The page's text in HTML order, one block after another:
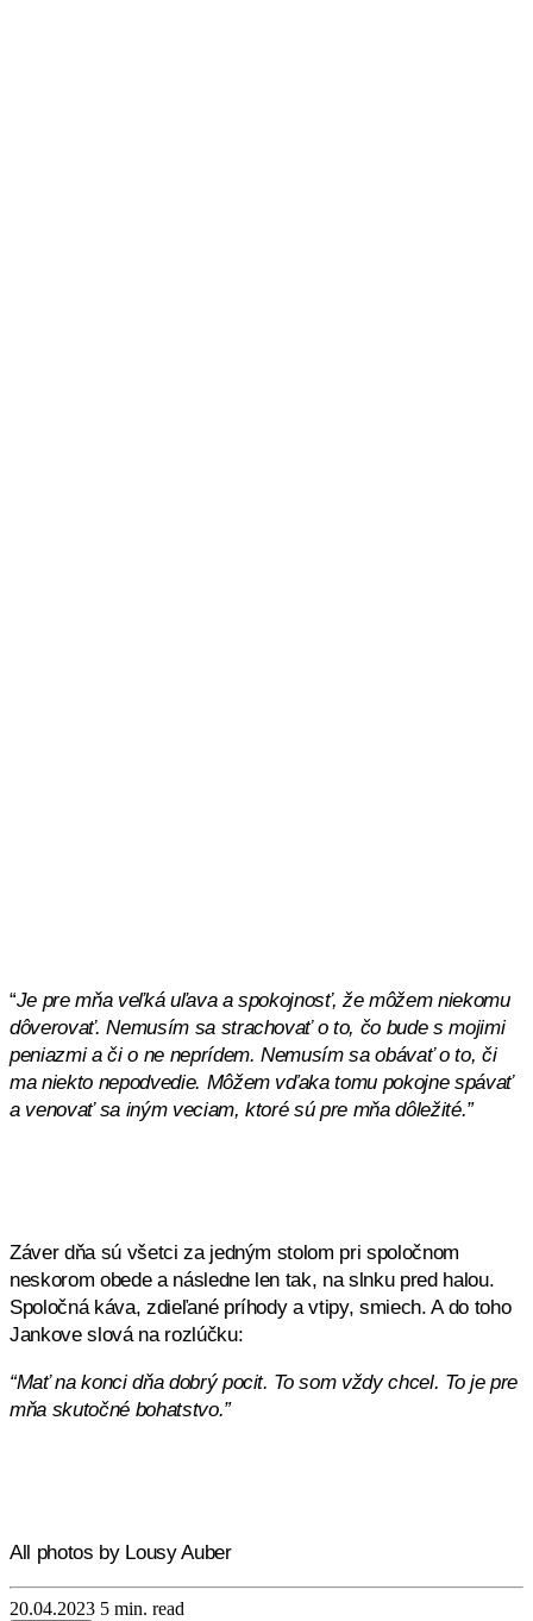
“Je pre mňa veľká uľava a spokojnosť, že môžem niekomu
dôverovať. Nemusím sa strachovať o to, čo bude s mojimi
peniazmi a či o ne neprídem. Nemusím sa obávať o to, či
ma niekto nepodvedie. Môžem vďaka tomu pokojne spávať
a venovať sa iným veciam, ktoré sú pre mňa dôležité.”
Záver dňa sú všetci za jedným stolom pri spoločnom
neskorom obede a následne len tak, na slnku pred halou.
Spoločná káva, zdieľané príhody a vtipy, smiech. A do toho
Jankove slová na rozlúčku:
“Mať na konci dňa dobrý pocit. To som vždy chcel. To je pre
mňa skutočné bohatstvo.”
All photos by Lousy Auber
20.04.2023 5 min. read